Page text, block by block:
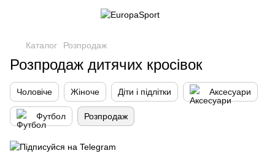
Каталог Розпродаж
Розпродаж дитячих кросівок
Чоловіче Жіноче Діти і підлітки Аксесуари
Футбол Розпродаж